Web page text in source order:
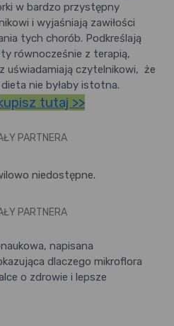
w bardzo przystępny
i wyjaśniają zawiłości
tych chorób. Podkreślają
równocześnie z terapią,
uświadamiają czytelnikowi, że
nie byłaby istotna.
tutaj >>
PARTNERA
niedostępne.
PARTNERA
napisana
dlaczego mikroflora
o zdrowie i lepsze